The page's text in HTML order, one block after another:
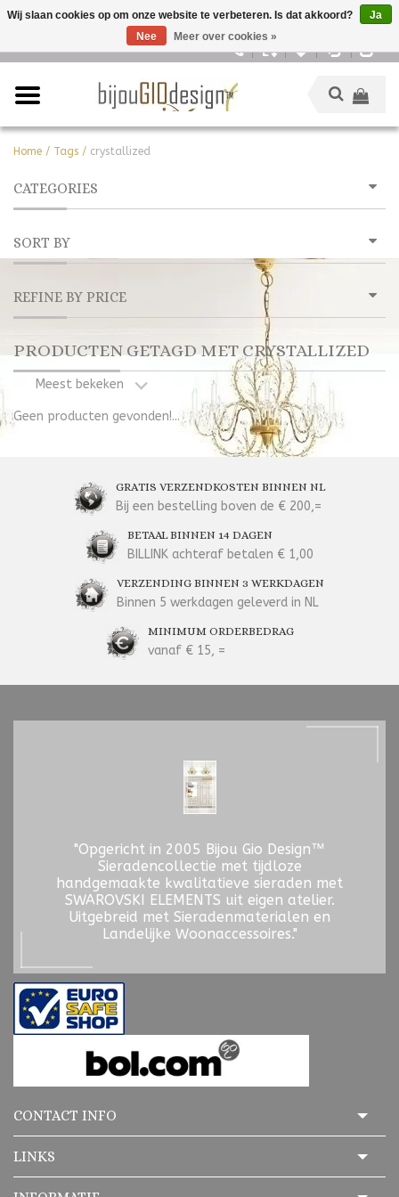
Home / Tags / crystallized
CATEGORIES
SORT BY
REFINE BY PRICE
PRODUCTEN GETAGD MET CRYSTALLIZED
Meest bekeken
Geen producten gevonden!...
GRATIS VERZENDKOSTEN BINNEN NL
Bij een bestelling boven de € 200,=
BETAAL BINNEN 14 DAGEN
BILLINK achteraf betalen € 1,00
VERZENDING BINNEN 3 WERKDAGEN
Binnen 5 werkdagen geleverd in NL
MINIMUM ORDERBEDRAG
vanaf € 15, =
"Opgericht in 2005 Bijou Gio Design™
Sieradencollectie met tijdloze
handgemaakte kwalitatieve sieraden met
SWAROVSKI ELEMENTS uit eigen atelier.
Uitgebreid met Sieradenmaterialen en
Landelijke Woonaccessoires."
CONTACT INFO
LINKS
Wij slaan cookies op om onze website te verbeteren. Is dat akkoord?
Ja
Nee
Meer over cookies »